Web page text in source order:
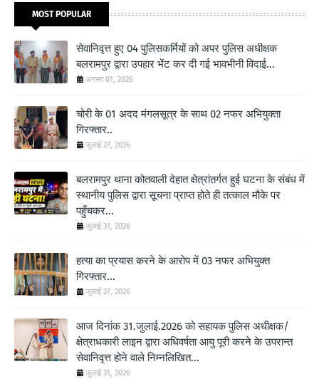
MOST POPULAR
सेवानिवृत्त हुए 04 पुलिसकर्मियों को अपर पुलिस अधीक्षक
बलरामपुर द्वारा उपहार भेंट कर दी गई भावभीनी विदाई...
अगस्त 01, 2026
चोरी के 01 अदद मंगलसूत्र के साथ 02 नफर अभियुक्ता
गिरफ्तार..
जुलाई 27, 2026
बलरामपुर थाना कोतवाली देहात क्षेत्रांतर्गत हुई घटना के संबंध में
स्थानीय पुलिस द्वारा सूचना प्राप्त होते ही तत्काल मौके पर
पहुँचकर...
जुलाई 31, 2026
हत्या का प्रयास करने के आरोप में 03 नफर अभियुक्त
गिरफ्तार...
जुलाई 27, 2026
आज दिनांक 31.जुलाई.2026 को सहायक पुलिस अधीक्षक/
क्षेत्राधकारी लाइन द्वारा अधिवर्षता आयु पूरी करने के उपरान्त
सेवानिवृत्त होने वाले निम्नलिखित...
जुलाई 31, 2026